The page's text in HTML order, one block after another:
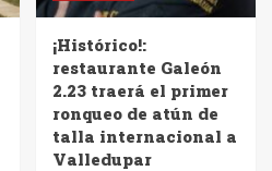
¡Histórico!:
restaurante Galeón
2.23 traerá el primer
ronqueo de atún de
talla internacional a
Valledupar